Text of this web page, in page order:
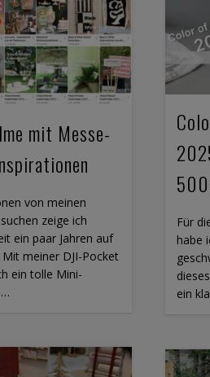
mit Messe-
von meinen
zeige ich
ein paar Jahren auf
meiner DJI-Pocket
ein tolle Mini-
Für
habe
ein